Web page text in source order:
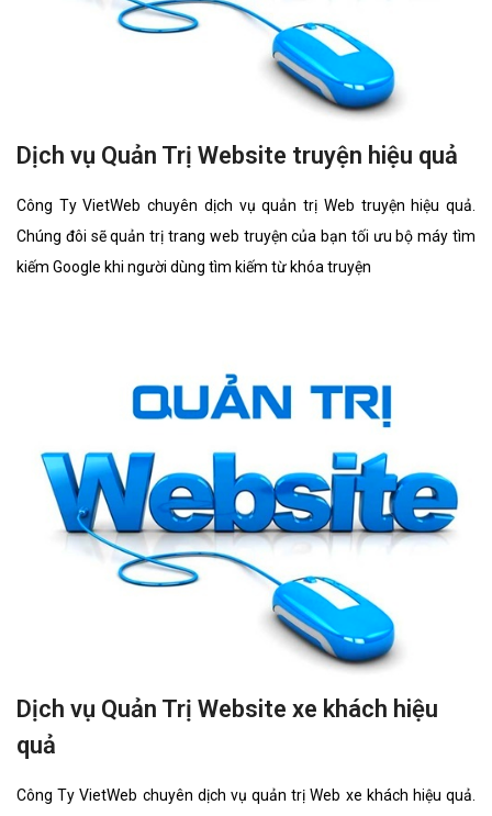
Dịch vụ Quản Trị Website truyện hiệu quả
Công Ty VietWeb chuyên dịch vụ quản trị Web truyện hiệu quả.
Chúng đôi sẽ quản trị trang web truyện của bạn tối ưu bộ máy tìm
kiếm Google khi người dùng tìm kiếm từ khóa truyện
Dịch vụ Quản Trị Website xe khách hiệu
quả
Công Ty VietWeb chuyên dịch vụ quản trị Web xe khách hiệu quả.